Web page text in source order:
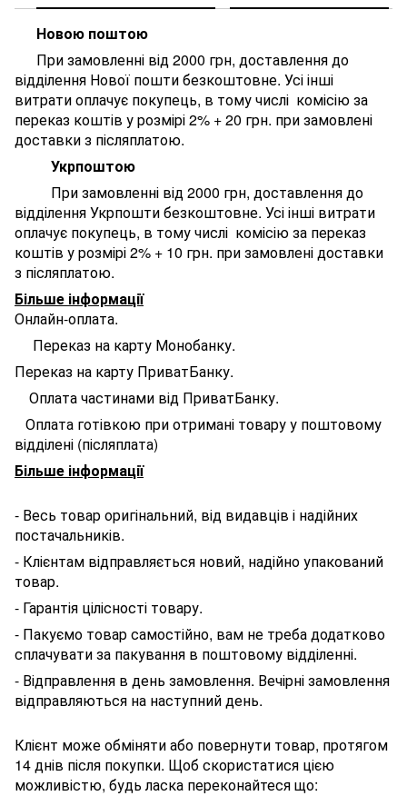
Новою поштою
При замовленні від 2000 грн, доставлення до
відділення Нової пошти безкоштовне. Усі інші
витрати оплачує покупець, в тому числі комісію за
переказ коштів у розмірі 2% + 20 грн. при замовлені
доставки з післяплатою.
Укрпоштою
При замовленні від 2000 грн, доставлення до
відділення Укрпошти безкоштовне. Усі інші витрати
оплачує покупець, в тому числі комісію за переказ
коштів у розмірі 2% + 10 грн. при замовлені доставки
з післяплатою.
Більше інформації
Онлайн-оплата.
Переказ на карту Монобанку.
Переказ на карту ПриватБанку.
Оплата частинами від ПриватБанку.
Оплата готівкою при отримані товару у поштовому
відділені (післяплата)
Більше інформації
- Весь товар оригінальний, від видавців і надійних
постачальників.
- Клієнтам відправляється новий, надійно упакований
товар.
- Гарантія цілісності товару.
- Пакуємо товар самостійно, вам не треба додатково
сплачувати за пакування в поштовому відділенні.
- Відправлення в день замовлення. Вечірні замовлення
відправляються на наступний день.
Клієнт може обміняти або повернути товар, протягом
14 днів після покупки. Щоб скористатися цією
можливістю, будь ласка переконайтеся що: